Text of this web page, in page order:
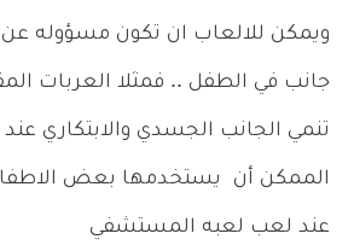
ويمكن للالعاب ان تكون مسؤوله عن
جانب في الطفل .. فمثلا العربات
تنمي الجانب الجسدي والابتكاري
الممكن أن يستخدمها بعض
عند لعب لعبه المستشفي